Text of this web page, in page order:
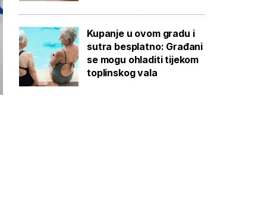
Kupanje u ovom gradu i
sutra besplatno: Građani
se mogu ohladiti tijekom
toplinskog vala